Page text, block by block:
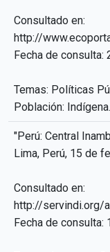
Consultado en:
http://
Fecha de
Temas: Políticas
Población: Indígena.
"Perú: Central
Lima, Perú, 15 de
Consultado en:
http://servindi.org/
Fecha de